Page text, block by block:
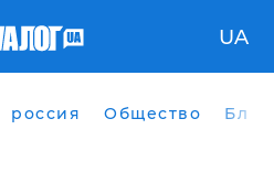
UA
россия Общество